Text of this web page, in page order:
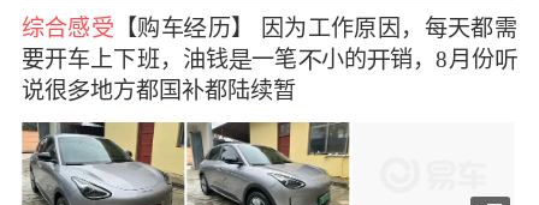
综合感受 【购车历】 因为工作原因，每天都需
要开车上下班，油钱一笔小的销，8月份
说很地方都国补都陆续暂